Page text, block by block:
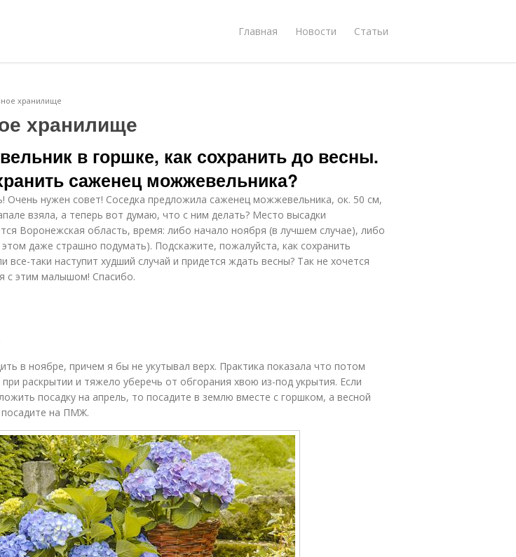
Главная Новости Статьи
хранилище
хранилище
в горшке, как сохранить до весны.
саженец можжевельника?
Очень нужен совет! Соседка предложила саженец можжевельника, ок. 50 см,
взяла, а теперь вот думаю, что с ним делать? Место высадки
Воронежская область, время: либо начало ноября (в лучшем случае), либо
даже страшно подумать). Подскажите, пожалуйста, как сохранить
все-таки наступит худший случай и придется ждать весны? Так не хочется
с этим малышом! Спасибо.
в ноябре, причем я бы не укутывал верх. Практика показала что потом
раскрытии и тяжело уберечь от обгорания хвою из-под укрытия. Если
посадку на апрель, то посадите в землю вместе с горшком, а весной
посадите на ПМЖ.